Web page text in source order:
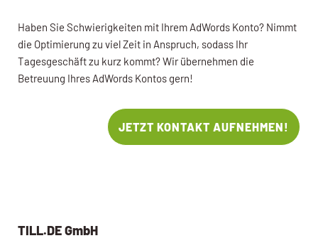
Haben Sie Schwierigkeiten mit Ihrem AdWords Konto? Nimmt
die Optimierung zu viel Zeit in Anspruch, sodass Ihr
Tagesgeschäft zu kurz kommt? Wir übernehmen die
Betreuung Ihres AdWords Kontos gern!
JETZT KONTAKT AUFNEHMEN!
TILL.DE GmbH